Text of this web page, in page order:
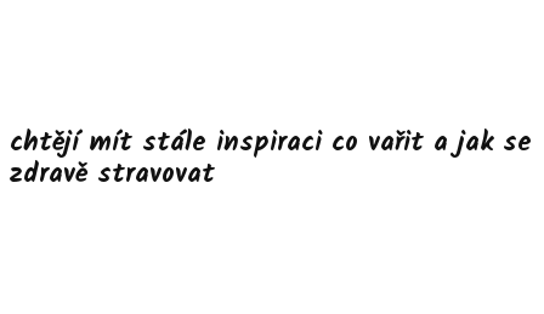
chtějí mít stále inspiraci co vařit a jak se
zdravě stravovat